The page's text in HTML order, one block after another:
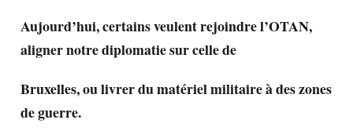
Aujourd’hui, certains veulent rejoindre l’OTAN,
aligner notre diplomatie sur celle de
Bruxelles, ou livrer du matériel militaire à des zones
de guerre.